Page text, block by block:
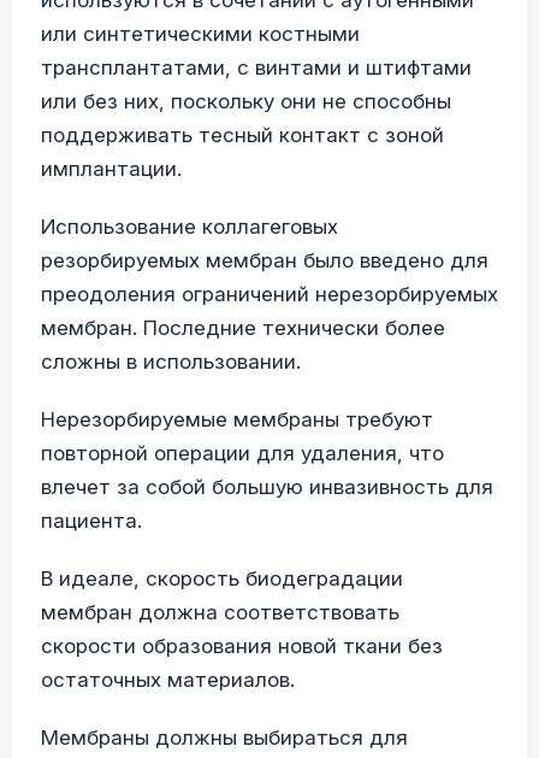
или синтетическими костными
трансплантатами, с винтами и штифтами
или без них, поскольку они не способны
поддерживать тесный контакт с зоной
имплантации.
Использование коллагеговых
резорбируемых мембран было введено для
преодоления ограничений нерезорбируемых
мембран. Последние технически более
сложны в использовании.
Нерезорбируемые мембраны требуют
повторной операции для удаления, что
влечет за собой большую инвазивность для
пациента.
В идеале, скорость биодеградации
мембран должна соответствовать
скорости образования новой ткани без
остаточных материалов.
Мембраны должны выбираться для